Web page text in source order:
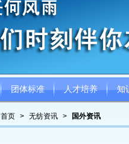
团体标准 人才培养 知
首页 > 无纺资讯 > 国外资讯